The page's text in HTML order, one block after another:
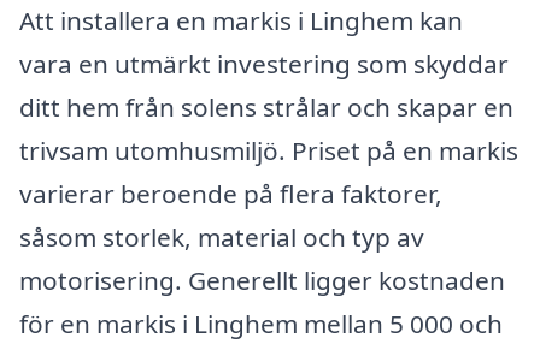
Att installera en markis i Linghem kan
vara en utmärkt investering som skyddar
ditt hem från solens strålar och skapar en
trivsam utomhusmiljö. Priset på en markis
varierar beroende på flera faktorer,
såsom storlek, material och typ av
motorisering. Generellt ligger kostnaden
för en markis i Linghem mellan 5 000 och